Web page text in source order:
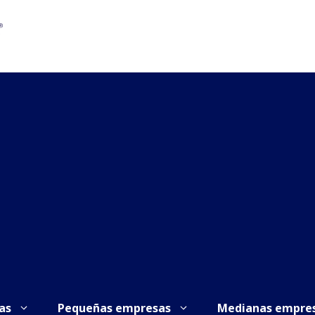
Pequeñas empresas Medianas